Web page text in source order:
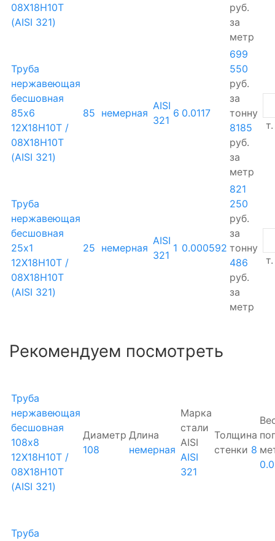
08Х18Н10Т
(AISI 321)
руб.
за
метр
Труба
нержавеющая
бесшовная
85х6
12Х18Н10Т /
08Х18Н10Т
(AISI 321)
85 немерная
AISI
321
6 0.0117
699
550
руб.
за
тонну
8185
руб.
за
метр
т.
Труба
нержавеющая
бесшовная
25х1
12Х18Н10Т /
08Х18Н10Т
(AISI 321)
25 немерная
AISI
321
1 0.000592
821
250
руб.
за
тонну
486
руб.
за
метр
т.
Рекомендуем посмотреть
Труба
нержавеющая
бесшовная
108х8
12Х18Н10Т /
08Х18Н10Т
(AISI 321)
Диаметр
108
Длина
немерная
Марка
стали
AISI
AISI
321
Толщина
стенки 8
Труба